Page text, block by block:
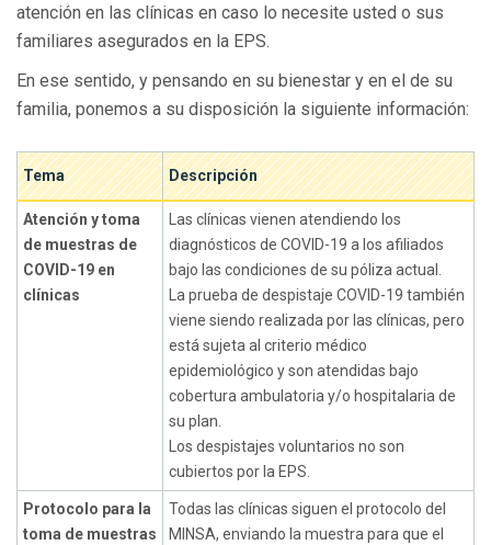
atención en las clínicas en caso lo necesite usted o sus
familiares asegurados en la EPS.
En ese sentido, y pensando en su bienestar y en el de su
familia, ponemos a su disposición la siguiente información:
Tema Descripción
Atención y toma
de muestras de
COVID-19 en
clínicas
Las clínicas vienen atendiendo los
diagnósticos de COVID-19 a los afiliados
bajo las condiciones de su póliza actual.
La prueba de despistaje COVID-19 también
viene siendo realizada por las clínicas, pero
está sujeta al criterio médico
epidemiológico y son atendidas bajo
cobertura ambulatoria y/o hospitalaria de
su plan.
Los despistajes voluntarios no son
cubiertos por la EPS.
Protocolo para la
toma de muestras
Todas las clínicas siguen el protocolo del
MINSA, enviando la muestra para que el